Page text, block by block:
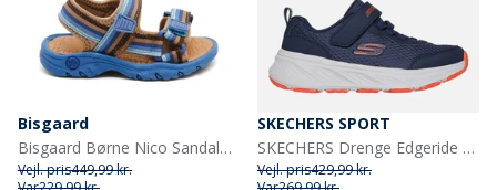
Bisgaard
Bisgaard Børne Nico Sandaler Cobalt Mix
Vejl. pris449,99 kr.
SKECHERS SPORT
SKECHERS Drenge Edgeride Sneakers Navy
Vejl. pris429,99 kr.